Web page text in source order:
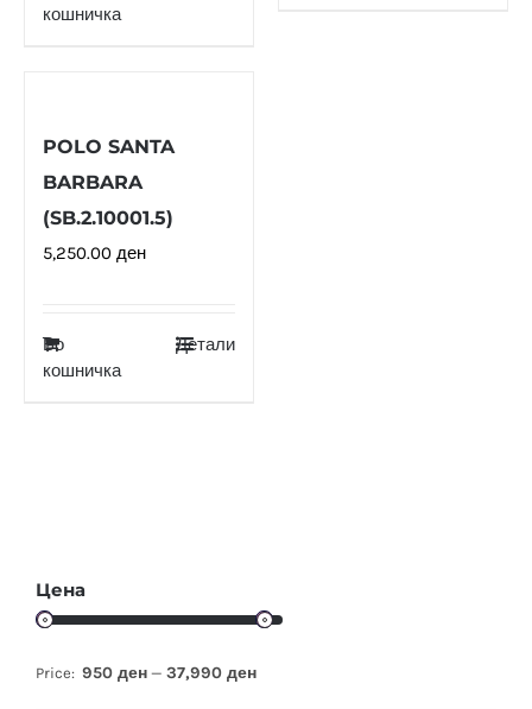
кошничка
POLO SANTA
BARBARA
(SB.2.10001.5)
5,250.00 ден
Во
кошничка
Детали
Цена
Price: 950 ден — 37,990 ден